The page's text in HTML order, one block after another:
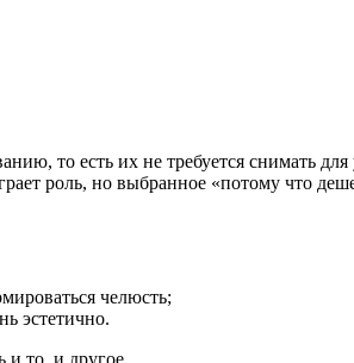
то есть их не требуется снимать
роль, но выбранное «потому что
челюсть;
эстетично.
и то, и другое.